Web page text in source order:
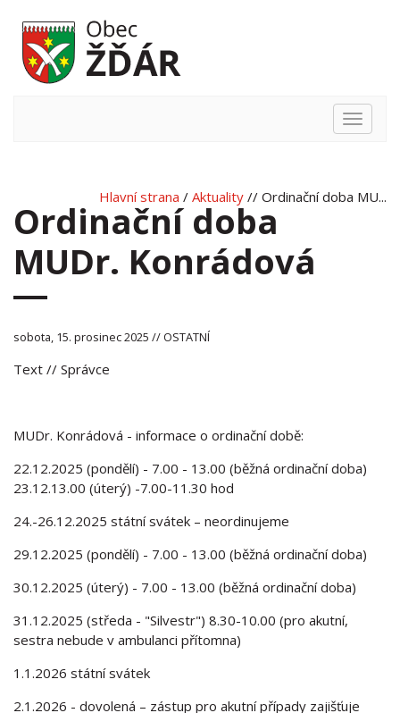
Hlavní
Hlavní strana / Aktuality // Ordinační doba MU...
Ordinační doba
MUDr. Konrádová
sobota, 15. prosinec 2025 // OSTATNÍ
Text // Správce
MUDr. Konrádová - informace o ordinační době:
22.12.2025 (pondělí) - 7.00 - 13.00 (běžná ordinační doba)
23.12.13.00 (úterý) -7.00-11.30 hod
24.-26.12.2025 státní svátek – neordinujeme
29.12.2025 (pondělí) - 7.00 - 13.00 (běžná ordinační doba)
30.12.2025 (úterý) - 7.00 - 13.00 (běžná ordinační doba)
31.12.2025 (středa - "Silvestr") 8.30-10.00 (pro akutní,
sestra nebude v ambulanci přítomna)
1.1.2026 státní svátek
2.1.2026 - dovolená – zástup pro akutní případy zajišťuje